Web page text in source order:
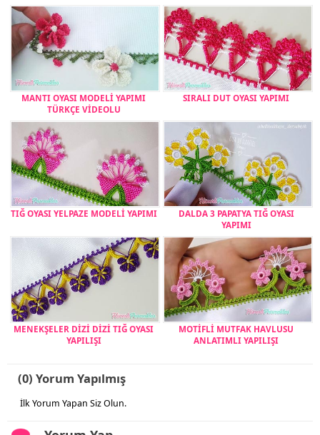
MANTI OYASI MODELİ YAPIMI
TÜRKÇE VİDEOLU
SIRALI DUT OYASI YAPIMI
TIĞ OYASI YELPAZE MODELİ YAPIMI
DALDA 3 PAPATYA TIĞ OYASI
YAPIMI
MENEKŞELER DİZİ DİZİ TIĞ OYASI
YAPILIŞI
MOTİFLİ MUTFAK HAVLUSU
ANLATIMLI YAPILIŞI
(0) Yorum Yapılmış
İlk Yorum Yapan Siz Olun.